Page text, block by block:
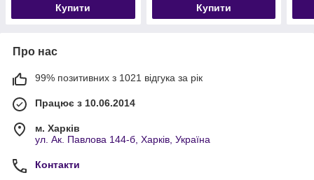
Купити Купити
Про нас
99% позитивних з 1021 відгука за рік
Працює з 10.06.2014
м. Харків
ул. Ак. Павлова 144-б, Харків, Україна
Контакти